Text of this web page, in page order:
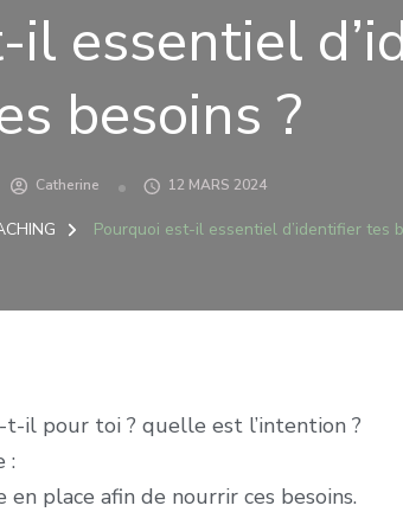
il essentiel
besoins ?
Catherine 12 MARS 2024
Pourquoi est-il essentiel d’identifier tes
t-il pour toi ? quelle est l’intention ?
:
place afin de nourrir ces besoins.